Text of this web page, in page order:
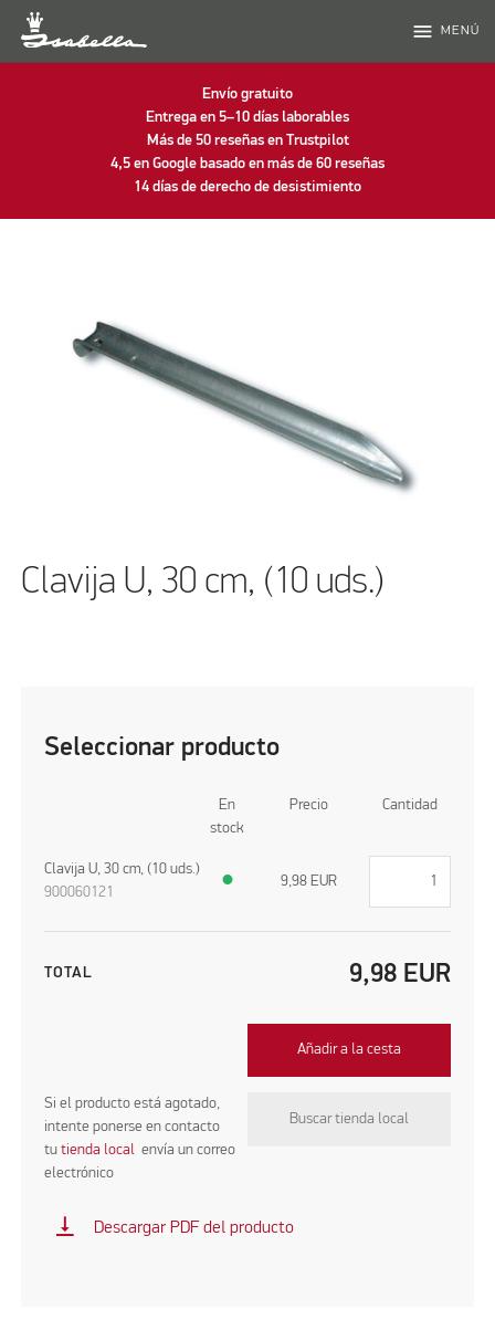
menu MENÚ
Envío gratuito
Entrega en 5–10 días laborables
Más de 50 reseñas en Trustpilot
4,5 en Google basado en más de 60 reseñas
14 días de derecho de desistimiento
Clavija U, 30 cm, (10 uds.)
Seleccionar producto
En
stock
Precio Cantidad
Clavija U, 30 cm, (10 uds.)
900060121
● 9,98 EUR
TOTAL 9,98 EUR
Añadir a la cesta
Si el producto está agotado,
intente ponerse en contacto
tutienda localenvía un correo
electrónico
Buscar tienda local
vertical_align_bottom Descargar PDF del producto